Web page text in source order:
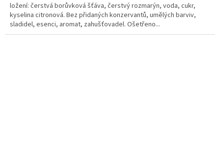
ložení: čerstvá borůvková šťáva, čerstvý rozmarýn, voda, cukr,
kyselina citronová. Bez přidaných konzervantů, umělých barviv,
sladidel, esenci, aromat, zahušťovadel. Ošetřeno...